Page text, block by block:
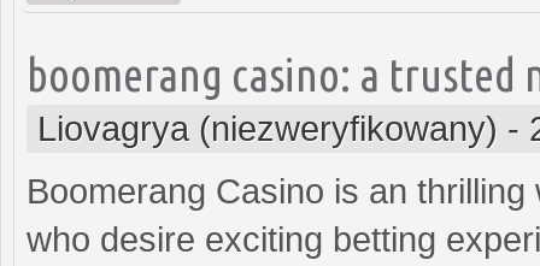
boomerang casino: a trusted
Liovagrya (niezweryfikowany) -
Boomerang Casino is an
who desire exciting betting